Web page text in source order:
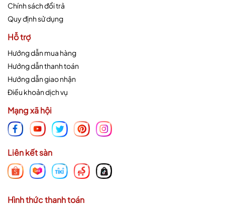
Chính sách đổi trả
Quy định sử dụng
Hỗ trợ
Hướng dẫn mua hàng
Hướng dẫn thanh toán
Hướng dẫn giao nhận
Điều khoản dịch vụ
Mạng xã hội
Liên kết sàn
Hình thức thanh toán